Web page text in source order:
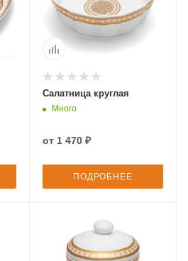
Салатница круглая
Много
от 1 470 ₽
ПОДРОБНЕЕ